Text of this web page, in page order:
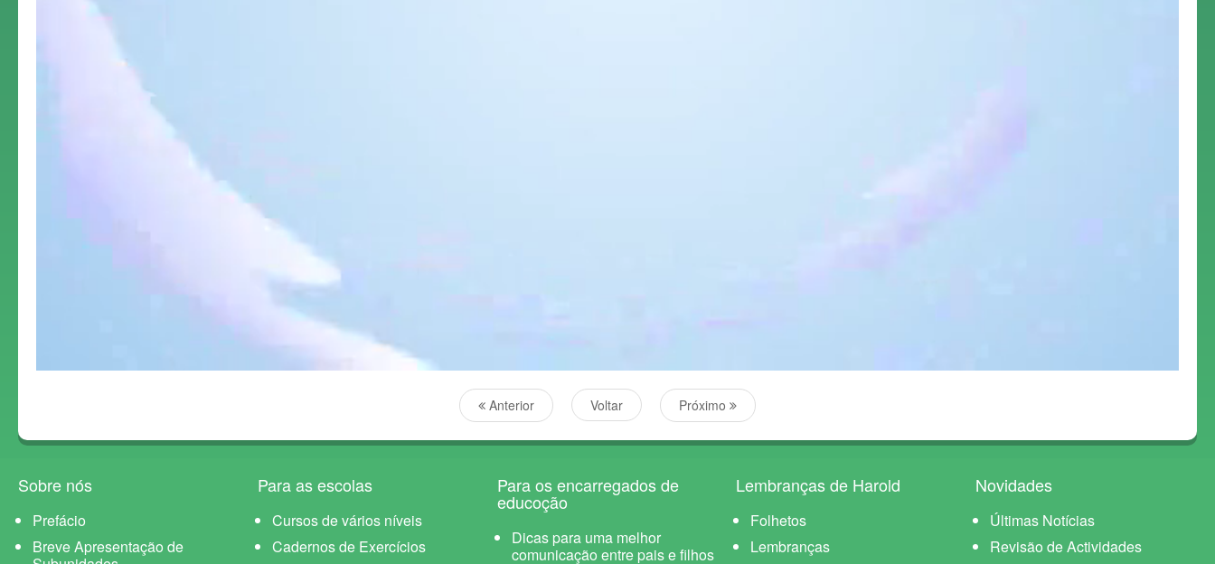
Anterior Voltar Próximo
Sobre nós
Prefácio
Breve Apresentação de
Para as escolas
Cursos de vários níveis
Cadernos de Exercícios
Para os encarregados de
educoção
Dicas para uma melhor
comunicação entre pais e filhos
Lembranças de Harold
Folhetos
Lembranças
Novidades
Últimas Notícias
Revisão de Actividades